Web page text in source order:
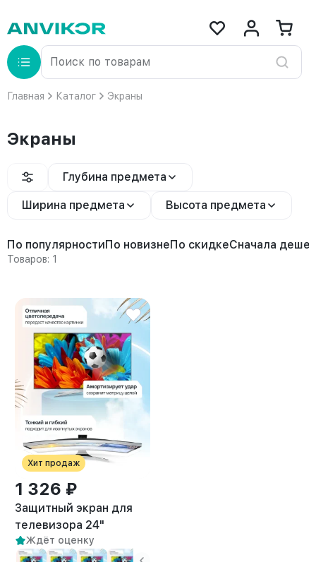
Главная Каталог Экраны
Экраны
Глубина предмета
Ширина предмета Высота предмета
По популярностиПо новизнеПо скидкеСначала
Товаров: 1
Хит продаж
1 326 ₽
Защитный экран для
телевизора 24"
Ждёт оценку